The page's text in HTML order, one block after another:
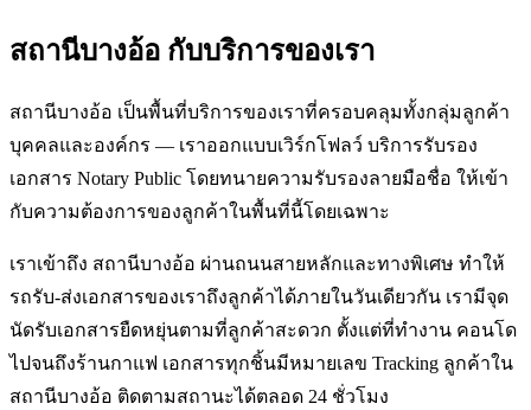
สถานีบางอ้อ กับบริการของเรา
สถานีบางอ้อ เป็นพื้นที่บริการของเราที่ครอบคลุมทั้งกลุ่มลูกค้า
บุคคลและองค์กร — เราออกแบบเวิร์กโฟลว์ บริการรับรอง
เอกสาร Notary Public โดยทนายความรับรองลายมือชื่อ ให้เข้า
กับความต้องการของลูกค้าในพื้นที่นี้โดยเฉพาะ
เราเข้าถึง สถานีบางอ้อ ผ่านถนนสายหลักและทางพิเศษ ทำให้
รถรับ-ส่งเอกสารของเราถึงลูกค้าได้ภายในวันเดียวกัน เรามีจุด
นัดรับเอกสารยืดหยุ่นตามที่ลูกค้าสะดวก ตั้งแต่ที่ทำงาน คอนโด
ไปจนถึงร้านกาแฟ เอกสารทุกชิ้นมีหมายเลข Tracking ลูกค้าใน
สถานีบางอ้อ ติดตามสถานะได้ตลอด 24 ชั่วโมง